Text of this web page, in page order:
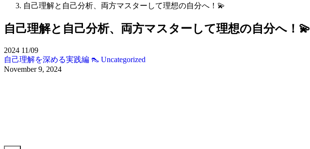
自己理解と自己分析、両方マスターして理想の自分へ！💫
自己理解と自己分析、両方マスターして理想の自分へ！💫
2024 11/09
自己理解を深める実践編 👠 Uncategorized
November 9, 2024